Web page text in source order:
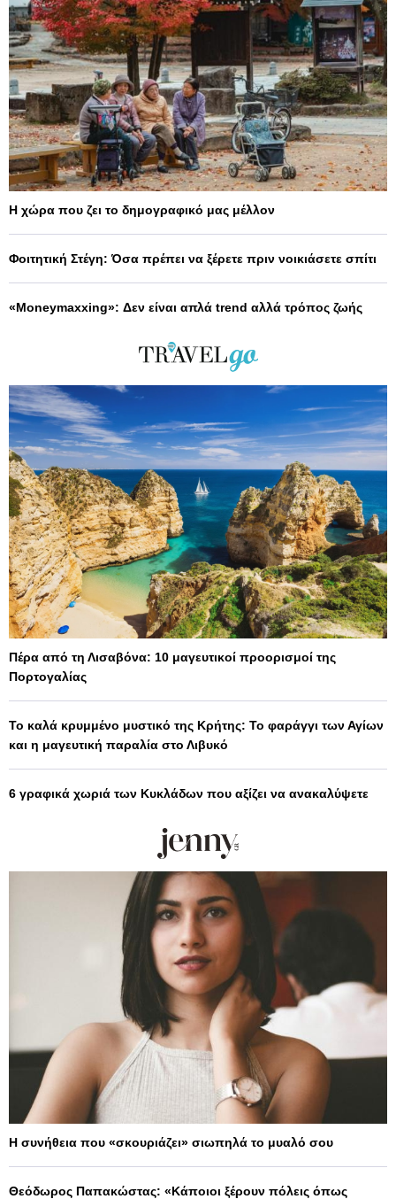
Η χώρα που ζει το δημογραφικό μας μέλλον
Φοιτητική Στέγη: Όσα πρέπει να ξέρετε πριν νοικιάσετε σπίτι
«Moneymaxxing»: Δεν είναι απλά trend αλλά τρόπος ζωής
Πέρα από τη Λισαβόνα: 10 μαγευτικοί προορισμοί της
Πορτογαλίας
Το καλά κρυμμένο μυστικό της Κρήτης: Το φαράγγι των Αγίων
και η μαγευτική παραλία στο Λιβυκό
6 γραφικά χωριά των Κυκλάδων που αξίζει να ανακαλύψετε
Η συνήθεια που «σκουριάζει» σιωπηλά το μυαλό σου
Θεόδωρος Παπακώστας: «Κάποιοι ξέρουν πόλεις όπως